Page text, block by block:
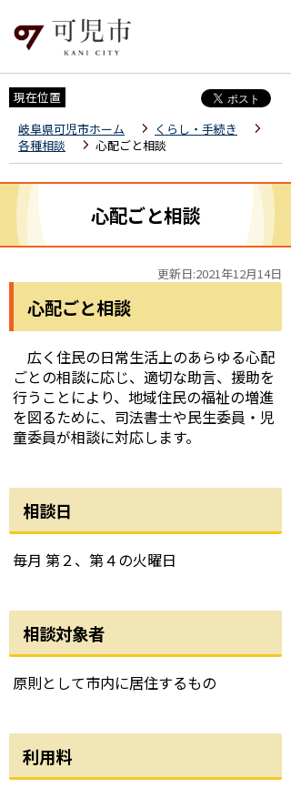
現在位置
岐阜県可児市ホーム
くらし・手続き
各種相談
心配ごと相談
心配ごと相談
更新日:2021年12月14日
心配ごと相談
広く住民の日常生活上のあらゆる心配
ごとの相談に応じ、適切な助言、援助を
行うことにより、地域住民の福祉の増進
を図るために、司法書士や民生委員・児
童委員が相談に対応します。
相談日
毎月 第２、第４の火曜日
相談対象者
原則として市内に居住するもの
利用料